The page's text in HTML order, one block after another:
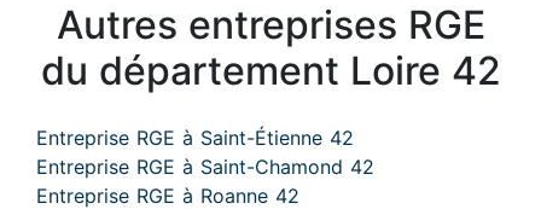
Autres entreprises RGE
du département Loire 42
Entreprise RGE à Saint-Étienne 42
Entreprise RGE à Saint-Chamond 42
Entreprise RGE à Roanne 42